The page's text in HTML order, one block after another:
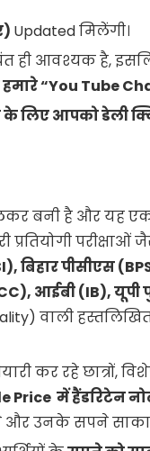
Updated मिलेंगी।
ही आवश्यक है,
हमारे “You
लिए आपको डेली
बनी है और यह
परीक्षाओं
बिहार पीसीएस (
आईबी (IB),यूपी
वाली
कर रहे छात्रों,
में हैंडरिटेन
और उनके सपने